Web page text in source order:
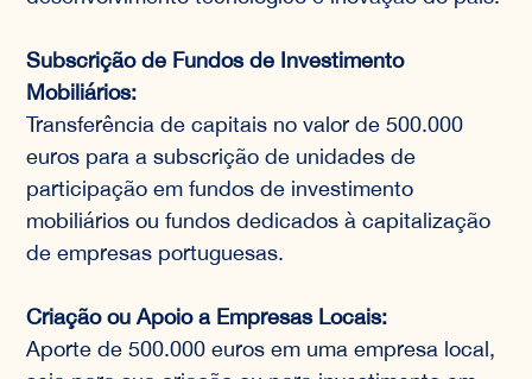
Subscrição de Fundos de Investimento
Mobiliários:
Transferência de capitais no valor de 500.000
euros para a subscrição de unidades de
participação em fundos de investimento
mobiliários ou fundos dedicados à capitalização
de empresas portuguesas.
Criação ou Apoio a Empresas Locais:
Aporte de 500.000 euros em uma empresa local,